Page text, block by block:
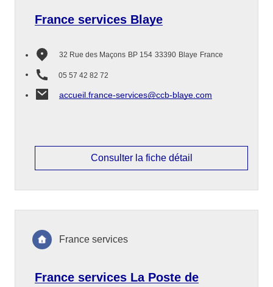
France services Blaye
32 Rue des Maçons BP 154 33390 Blaye France
05 57 42 82 72
accueil.france-services@ccb-blaye.com
Consulter la fiche détail
France services La Poste de
France services